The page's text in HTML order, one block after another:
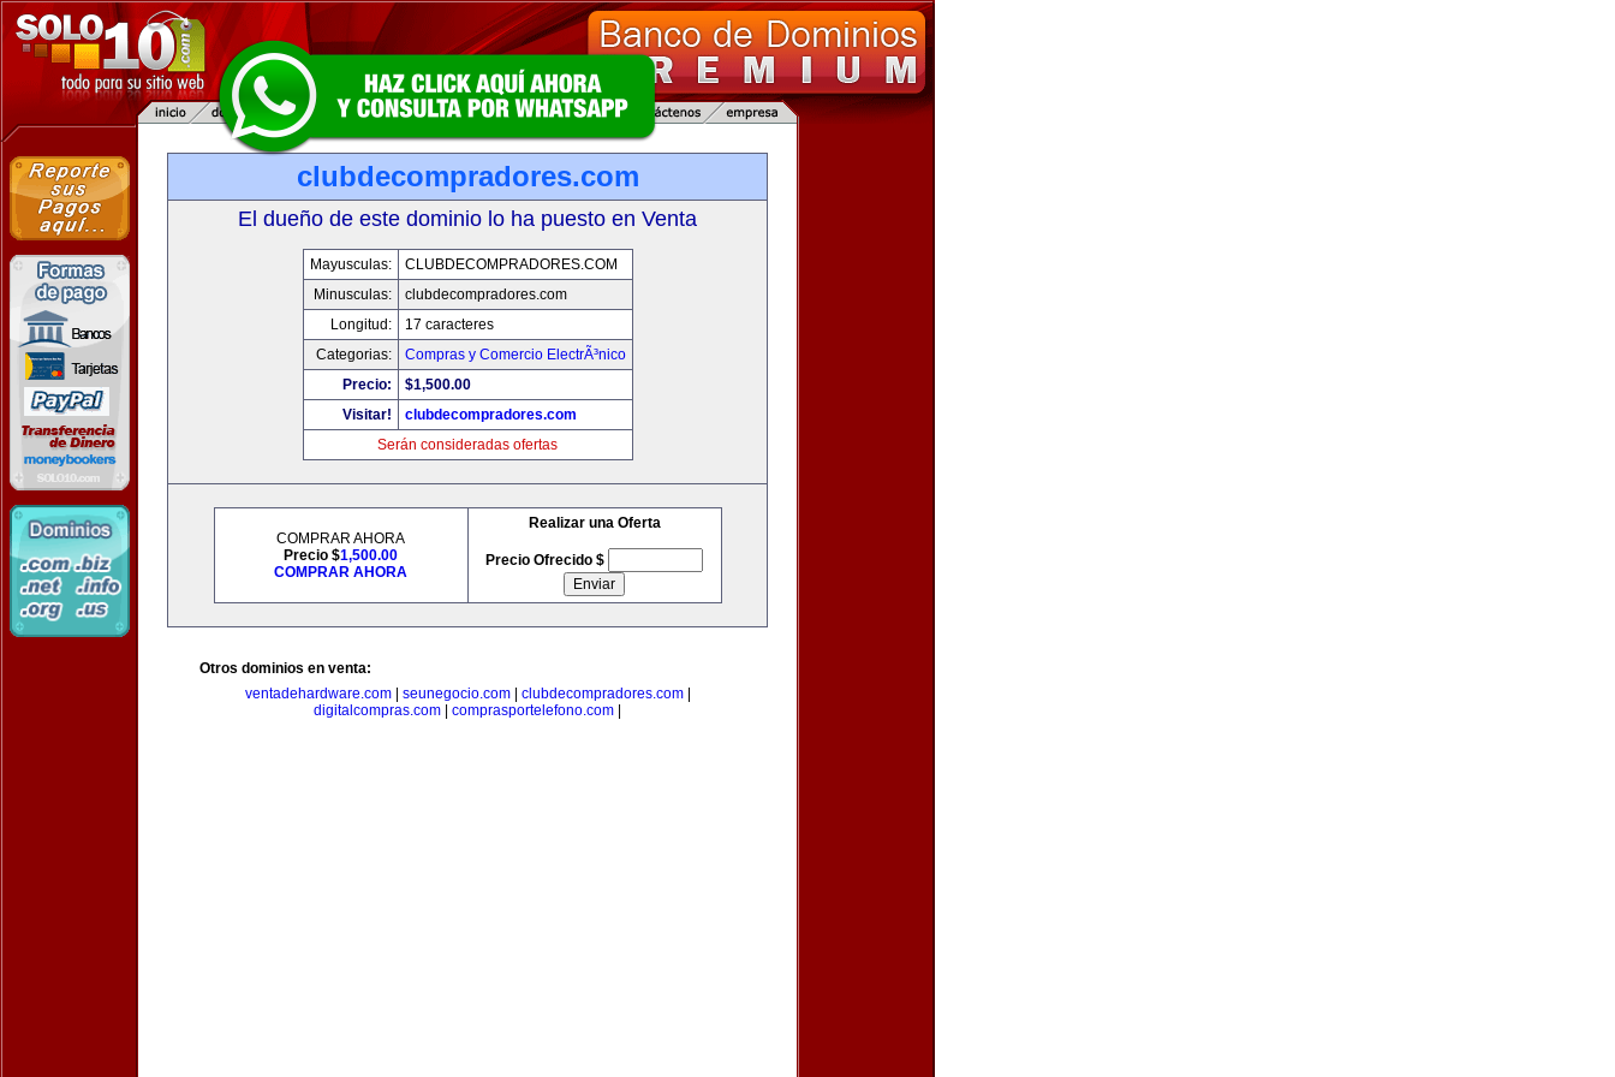
clubdecompradores.com
El dueño de este dominio lo ha puesto en Venta
Mayusculas:
CLUBDECOMPRADORES.COM
Minusculas:
clubdecompradores.com
Longitud:
17 caracteres
Categorias:
Compras y Comercio ElectrÃ³nico
Precio:
$1,500.00
Visitar!
clubdecompradores.com
Serán consideradas ofertas
COMPRAR AHORA
Precio $1,500.00
COMPRAR AHORA
Realizar una Oferta
Precio Ofrecido $
Otros dominios en venta:
ventadehardware.com| seunegocio.com| clubdecompradores.com|
digitalcompras.com
comprasportelefono.com